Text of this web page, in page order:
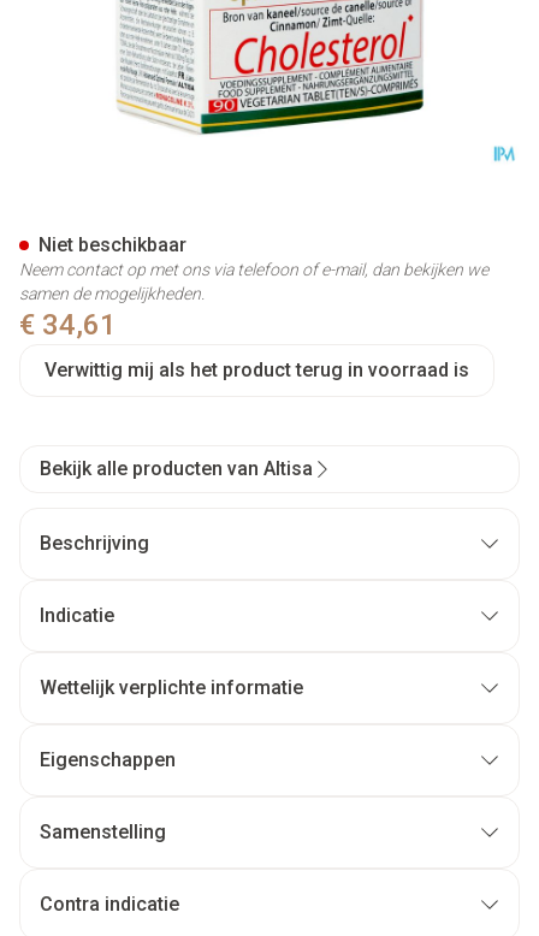
€ 34,61
Verwittig mij als het product terug in voorraad is
Niet beschikbaar
Neem contact op met ons via telefoon of e-mail, dan bekijken we
samen de mogelijkheden.
Bekijk alle producten van Altisa
Beschrijving
Indicatie
Wettelijk verplichte informatie
Eigenschappen
Samenstelling
Contra indicatie